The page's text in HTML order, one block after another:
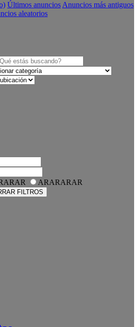
Últimos anuncios Anuncios más antiguos
aleatorios
ARARARAR
FILTROS